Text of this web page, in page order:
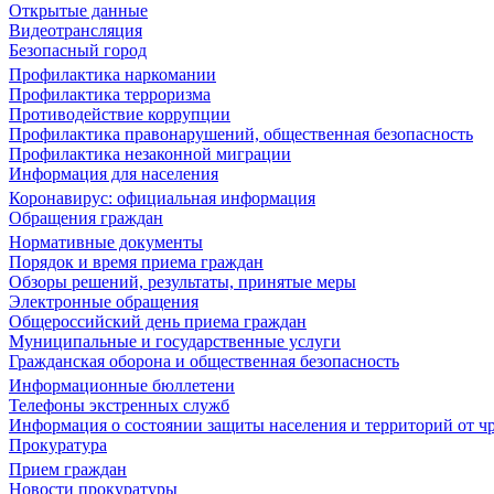
Открытые данные
Видеотрансляция
Безопасный город
Профилактика наркомании
Профилактика терроризма
Противодействие коррупции
Профилактика правонарушений, общественная безопасность
Профилактика незаконной миграции
Информация для населения
Коронавирус: официальная информация
Обращения граждан
Нормативные документы
Порядок и время приема граждан
Обзоры решений, результаты, принятые меры
Электронные обращения
Общероссийский день приема граждан
Муниципальные и государственные услуги
Гражданская оборона и общественная безопасность
Информационные бюллетени
Телефоны экстренных служб
Информация о состоянии защиты населения и территорий от
Прокуратура
Прием граждан
Новости прокуратуры